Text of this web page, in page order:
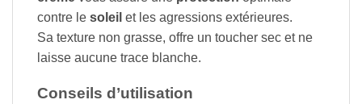
contre le soleil et les agressions extérieures.
Sa texture non grasse, offre un toucher sec et ne
laisse aucune trace blanche.
Conseils d’utilisation